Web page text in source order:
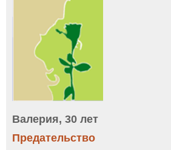
Валерия, 30 лет
Предательство